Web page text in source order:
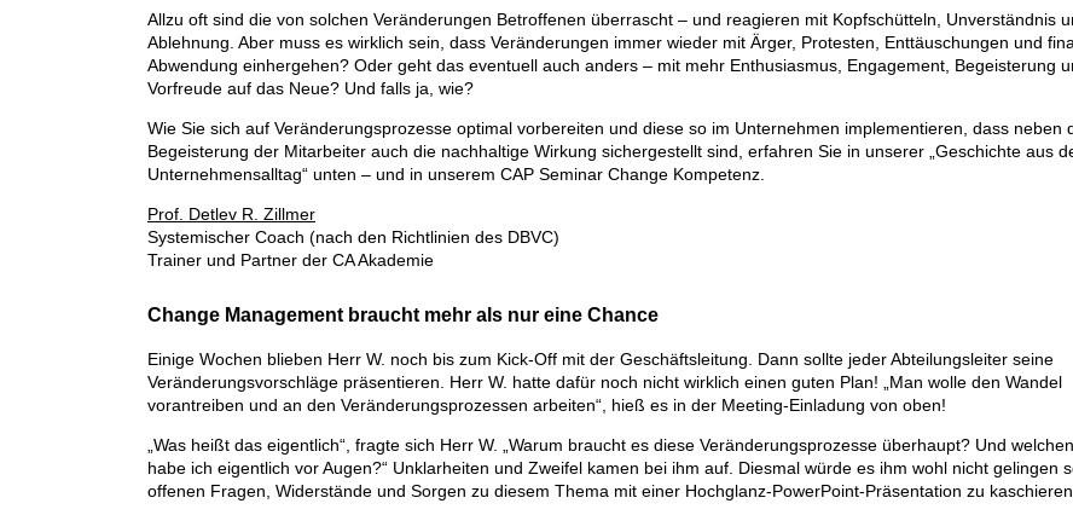
Allzu oft sind die von solchen Veränderungen Betroffenen überrascht – und reagieren mit Kopfschütteln, Unverständnis
Ablehnung. Aber muss es wirklich sein, dass Veränderungen immer wieder mit Ärger, Protesten, Enttäuschungen und
Abwendung einhergehen? Oder geht das eventuell auch anders – mit mehr Enthusiasmus, Engagement, Begeisterung
Vorfreude auf das Neue? Und falls ja, wie?
Wie Sie sich auf Veränderungsprozesse optimal vorbereiten und diese so im Unternehmen implementieren, dass neben
Begeisterung der Mitarbeiter auch die nachhaltige Wirkung sichergestellt sind, erfahren Sie in unserer „Geschichte aus
Unternehmensalltag“ unten – und in unserem CAP Seminar Change Kompetenz.
Prof. Detlev R. Zillmer
Systemischer Coach (nach den Richtlinien des DBVC)
Trainer und Partner der CA Akademie
Change Management braucht mehr als nur eine Chance
Einige Wochen blieben Herr W. noch bis zum Kick-Off mit der Geschäftsleitung. Dann sollte jeder Abteilungsleiter seine
Veränderungsvorschläge präsentieren. Herr W. hatte dafür noch nicht wirklich einen guten Plan! „Man wolle den Wandel
vorantreiben und an den Veränderungsprozessen arbeiten“, hieß es in der Meeting-Einladung von oben!
„Was heißt das eigentlich“, fragte sich Herr W. „Warum braucht es diese Veränderungsprozesse überhaupt? Und
habe ich eigentlich vor Augen?“ Unklarheiten und Zweifel kamen bei ihm auf. Diesmal würde es ihm wohl nicht gelingen
offenen Fragen, Widerstände und Sorgen zu diesem Thema mit einer Hochglanz-PowerPoint-Präsentation zu kaschieren.